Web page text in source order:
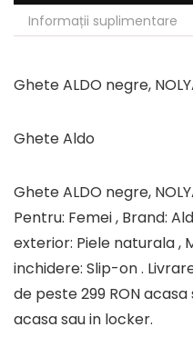
Informații suplimentare
Ghete ALDO negre,
Ghete Aldo
Ghete ALDO negre,
Pentru: Femei , Brand:
exterior: Piele naturala ,
inchidere: Slip-on .
de peste 299 RON
acasa sau in locker.